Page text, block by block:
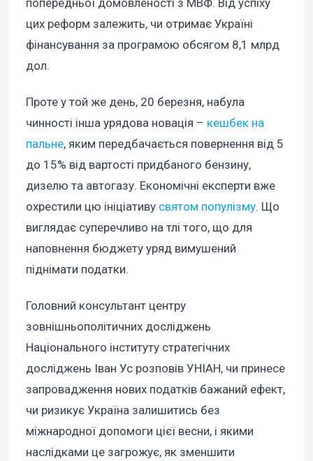
цих реформ залежить, чи отримає Україні
фінансування за програмою обсягом 8,1 млрд
дол.
Проте у той же день, 20 березня, набула
чинності інша урядова новація – кешбек на
пальне, яким передбачається повернення від 5
до 15% від вартості придбаного бензину,
дизелю та автогазу. Економічні експерти вже
охрестили цю ініціативу святом популізму. Що
виглядає суперечливо на тлі того, що для
наповнення бюджету уряд вимушений
піднімати податки.
Головний консультант центру
зовнішньополітичних досліджень
Національного інституту стратегічних
досліджень Іван Ус розповів УНІАН, чи принесе
запровадження нових податків бажаний ефект,
чи ризикує Україна залишитись без
міжнародної допомоги цієї весни, і якими
наслідками це загрожує, як зменшити